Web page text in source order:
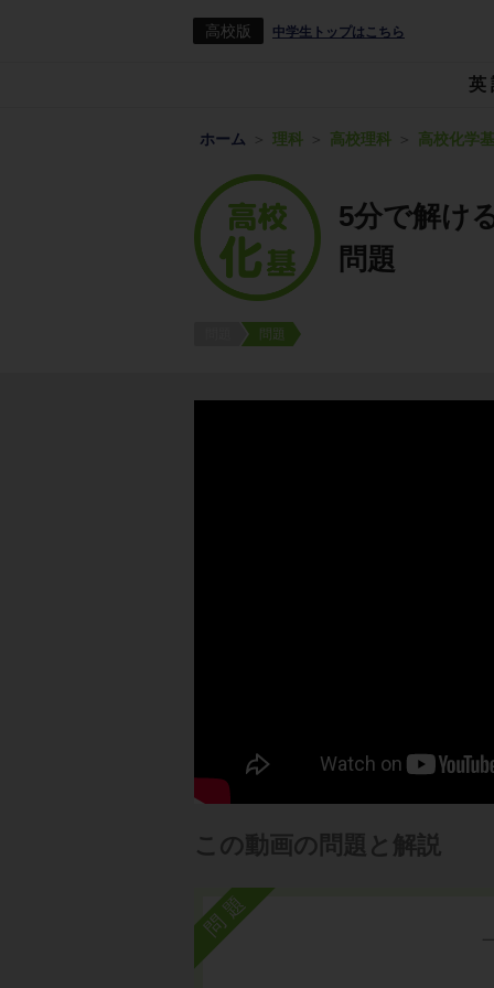
高校版 中学生トップはこちら
英
ホーム 理科 高校理科 高校化学
5分で解け
問題
問題
この動画の問題と解説
問題